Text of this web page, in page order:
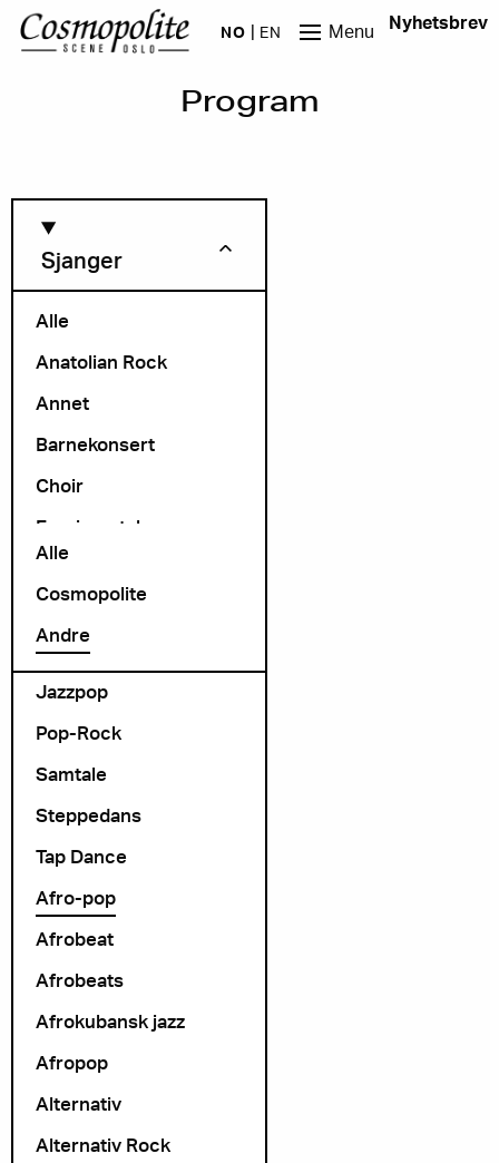
Hopp til hovedinnhold
NO EN Menu Nyhetsbrev
Program
Sjanger
Alle
Anatolian Rock
Annet
Barnekonsert
Choir
Exprimental
Folk Rock
folk-pop
Foredrag
Jazzpop
Pop-Rock
Samtale
Steppedans
Tap Dance
Afro-pop
Afrobeat
Afrobeats
Afrokubansk jazz
Afropop
Alternativ
Alternativ Rock
Måned
Arrangør
Alle
Cosmopolite
Andre